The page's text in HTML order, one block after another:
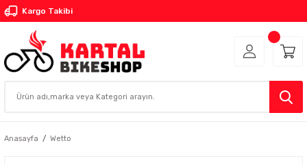
Kargo Takibi
Anasayfa Wetto